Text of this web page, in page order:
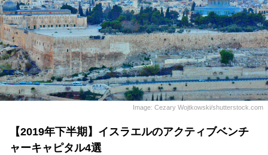
Image: Cezary Wojtkowski/shutterstock.com
【2019年下半期】イスラエルのアクティブベンチ
ャーキャピタル4選